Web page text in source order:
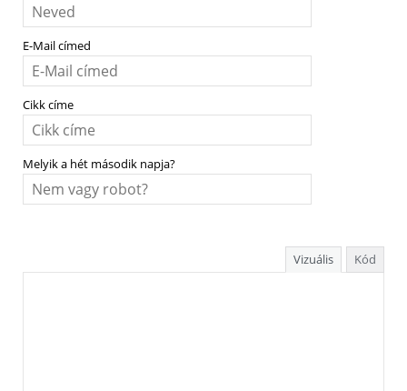
E-Mail címed
Cikk címe
Melyik a hét második napja?
Vizuális Kód